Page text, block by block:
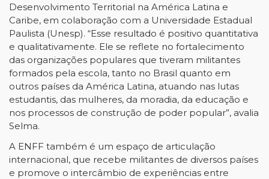
Desenvolvimento Territorial na América Latina e
Caribe, em colaboração com a Universidade Estadual
Paulista (Unesp). “Esse resultado é positivo quantitativa
e qualitativamente. Ele se reflete no fortalecimento
das organizações populares que tiveram militantes
formados pela escola, tanto no Brasil quanto em
outros países da América Latina, atuando nas lutas
estudantis, das mulheres, da moradia, da educação e
nos processos de construção de poder popular”, avalia
Selma.
A ENFF também é um espaço de articulação
internacional, que recebe militantes de diversos países
e promove o intercâmbio de experiências entre